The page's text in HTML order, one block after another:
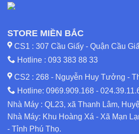
STORE MIỀN BẮC
CS1 : 307 Cầu Giấy - Quận Cầu
Hotline : 093 383 88 33
CS2 : 268 - Nguyễn Huy Tưởng -
Hotline: 0969.909.168 -
Nhà Máy : QL23, xã Thanh Lâm,
Nhà Máy: Khu Hoàng Xá - Xã Mạn
- Tỉnh Phú Thọ.